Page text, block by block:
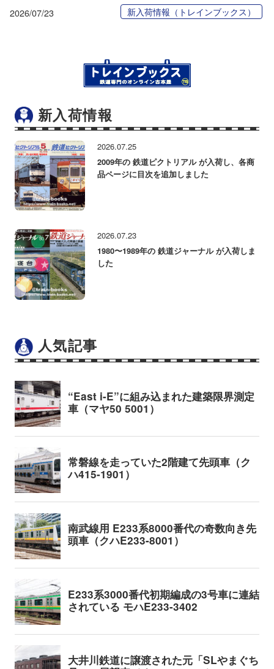
2026/07/23 新入荷情報（トレインブックス）
新入荷情報
2026.07.25
2009年の 鉄道ピクトリアル が入荷し、各商
品ページに目次を追加しました
2026.07.23
1980〜1989年の 鉄道ジャーナル が入荷しま
した
人気記事